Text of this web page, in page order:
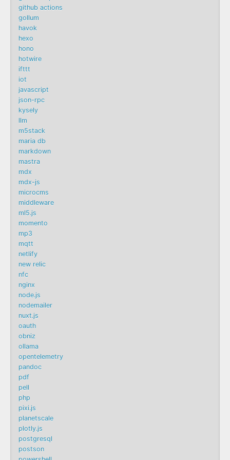
github actions
gollum
havok
hexo
hono
hotwire
ifttt
iot
javascript
json-rpc
kysely
llm
m5stack
maria db
markdown
mastra
mdx
mdx-js
microcms
middleware
ml5.js
momento
mp3
mqtt
netlify
new relic
nfc
nginx
node.js
nodemailer
nuxt.js
oauth
obniz
ollama
opentelemetry
pandoc
pdf
pell
php
pixi.js
planetscale
plotly.js
postgresql
postson